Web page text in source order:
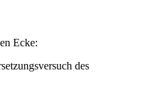
Ecke:
des